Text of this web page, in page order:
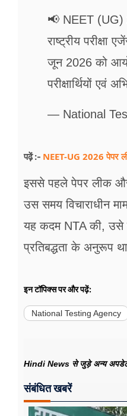
📢 NEET (UG)
राष्ट्रीय
जून 2026 को
परीक्षार्थियों
— National
पढ़ें :- NEET-UG 2026 पेपर
इससे पहले पेपर लीक और
उस समय विचाराधीन
यह कदम NTA की, उसे
प्रतिबद्धता के अनुरूप
इन टॉपिक्स पर और पढ़ें:
National Testing Agency
Hindi News से जुड़े अन्य अपडेट
संबंधित खबरें